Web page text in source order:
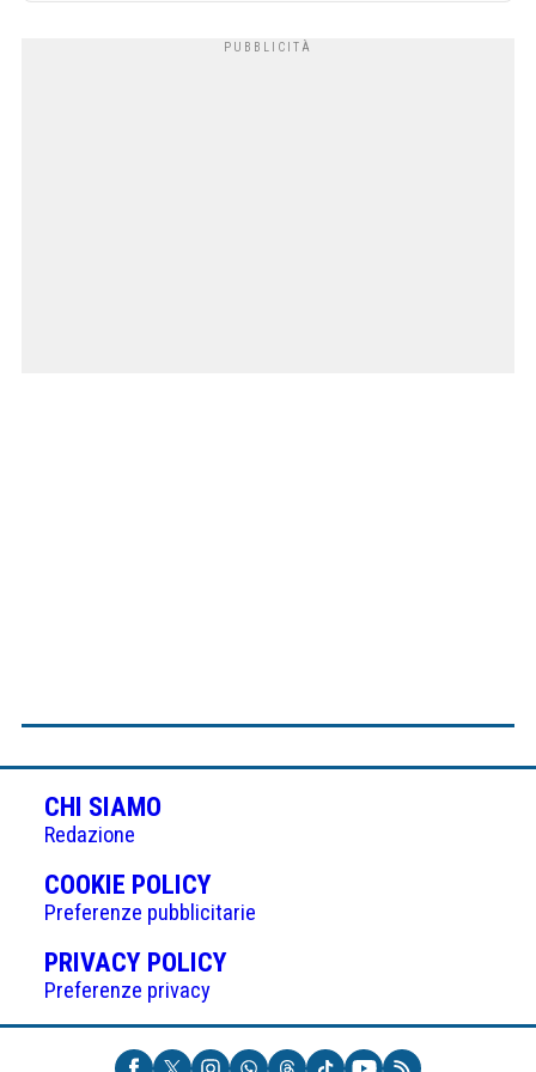
CHI SIAMO
Redazione
COOKIE POLICY(APRE
IN
UNA
NUOVA
Preferenze pubblicitarie
PRIVACY POLICY(APRE
UNA
NUOVA
Preferenze privacy